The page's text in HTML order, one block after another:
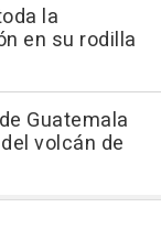
la
en su rodilla
Guatemala
volcán de